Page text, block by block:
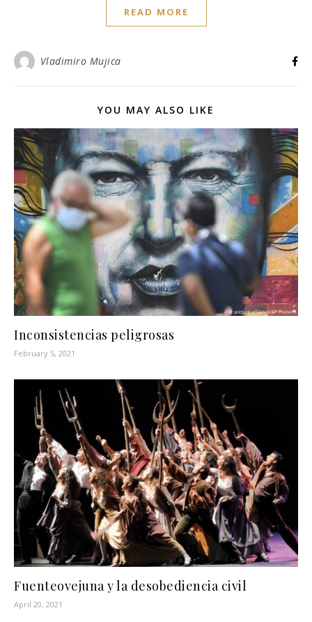
READ MORE
Vladimiro Mujica
YOU MAY ALSO LIKE
Inconsistencias peligrosas
February 5, 2021
Fuenteovejuna y la desobediencia civil
April 20, 2021